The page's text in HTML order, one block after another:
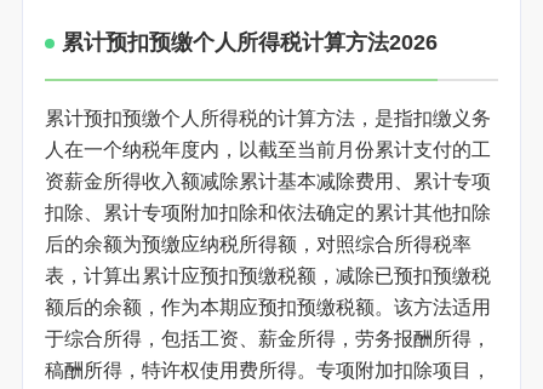
累计预扣预缴个人所得税计算方法2026
累计预扣预缴个人所得税的计算方法，是指扣缴义务
人在一个纳税年度内，以截至当前月份累计支付的工
资薪金所得收入额减除累计基本减除费用、累计专项
扣除、累计专项附加扣除和依法确定的累计其他扣除
后的余额为预缴应纳税所得额，对照综合所得税率
表，计算出累计应预扣预缴税额，减除已预扣预缴税
额后的余额，作为本期应预扣预缴税额。该方法适用
于综合所得，包括工资、薪金所得，劳务报酬所得，
稿酬所得，特许权使用费所得。专项附加扣除项目，